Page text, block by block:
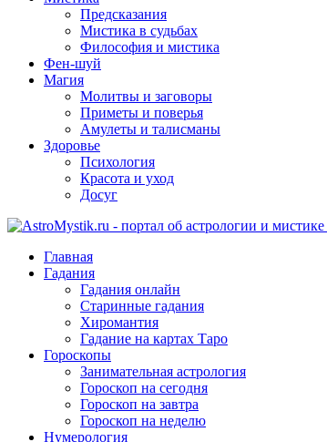
Предсказания
Мистика в судьбах
Философия и мистика
Фен-шуй
Магия
Молитвы и заговоры
Приметы и поверья
Амулеты и талисманы
Здоровье
Психология
Красота и уход
Досуг
Главная
Гадания
Гадания онлайн
Старинные гадания
Хиромантия
Гадание на картах Таро
Гороскопы
Занимательная астрология
Гороскоп на сегодня
Гороскоп на завтра
Гороскоп на неделю
Нумерология